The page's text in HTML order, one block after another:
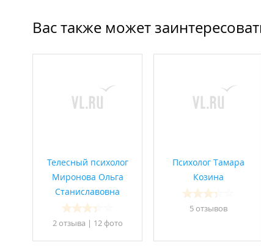
Вас также может
Телесный психолог
Миронова Ольга
Станиславовна
2 отзывa | 12 фото
Психолог Тамара
Козина
5 отзывов